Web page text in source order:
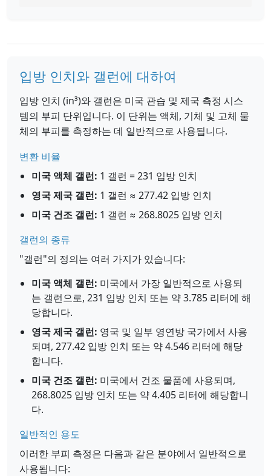
입방 인치와 갤런에 대하여
입방 인치 (in³)와 갤런은 미국 관습 및 제국 측정 시스
템의 부피 단위입니다. 이 단위는 액체, 기체 및 고체 물
체의 부피를 측정하는 데 일반적으로 사용됩니다.
변환 비율
미국 액체 갤런: 1 갤런 = 231 입방 인치
영국 제국 갤런: 1 갤런 ≈ 277.42 입방 인치
미국 건조 갤런: 1 갤런 ≈ 268.8025 입방 인치
갤런의 종류
"갤런"의 정의는 여러 가지가 있습니다:
미국 액체 갤런: 미국에서 가장 일반적으로 사용되
는 갤런으로, 231 입방 인치 또는 약 3.785 리터에 해
당합니다.
영국 제국 갤런: 영국 및 일부 영연방 국가에서 사용
되며, 277.42 입방 인치 또는 약 4.546 리터에 해당
합니다.
미국 건조 갤런: 미국에서 건조 물품에 사용되며,
268.8025 입방 인치 또는 약 4.405 리터에 해당합니
다.
일반적인 용도
이러한 부피 측정은 다음과 같은 분야에서 일반적으로
사용됩니다: